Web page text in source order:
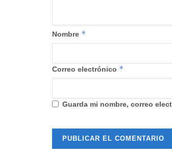
Nombre *
Correo electrónico *
Guarda mi nombre, correo